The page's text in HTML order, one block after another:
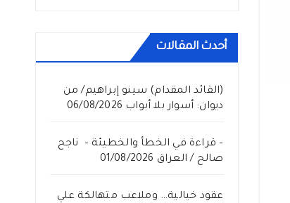
أحدث المقالات
(القائد المقدام) سينو إبراهيم/ من
ديوان: أسوار بلا أبواب 06/08/2026
– قراءة في الخطأ والخطيئة – ناجح
صالح / العراق 01/08/2026
عقود خيالية… وملاعب متهالكة علي